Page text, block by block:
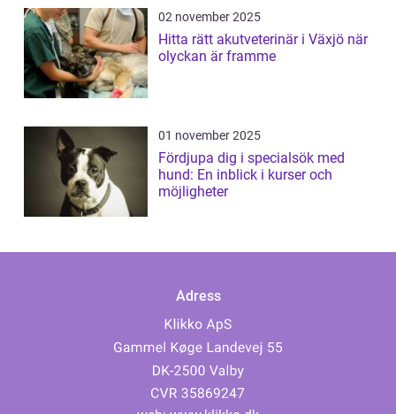
02 november 2025
Hitta rätt akutveterinär i Växjö när
olyckan är framme
01 november 2025
Fördjupa dig i specialsök med
hund: En inblick i kurser och
möjligheter
Adress